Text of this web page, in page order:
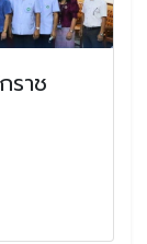
ราช